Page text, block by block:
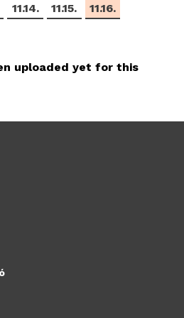
11.14. 11.15. 11.16.
uploaded yet for this